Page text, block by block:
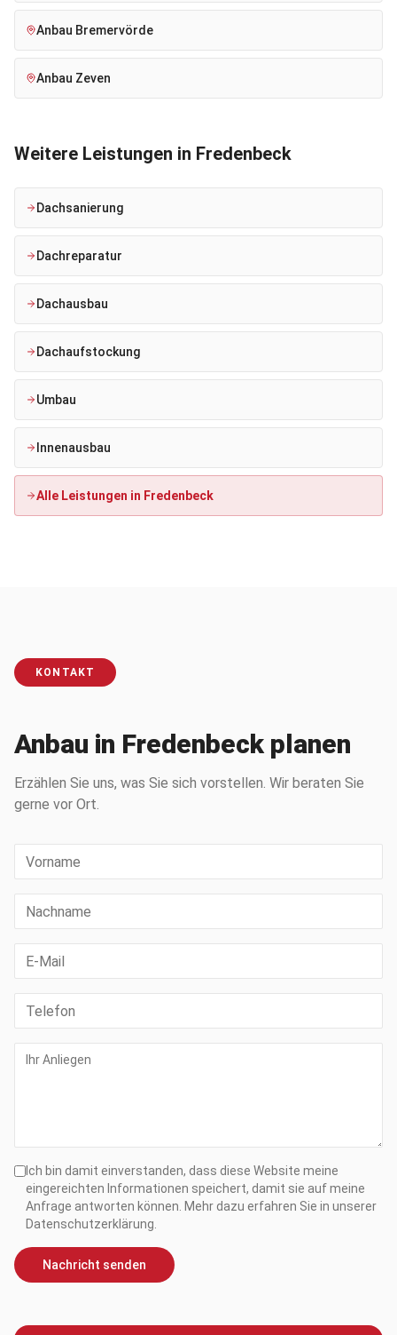
Anbau Bremervörde
Anbau Zeven
Weitere Leistungen in Fredenbeck
Dachsanierung
Dachreparatur
Dachausbau
Dachaufstockung
Umbau
Innenausbau
Alle Leistungen in Fredenbeck
KONTAKT
Anbau in Fredenbeck planen
Erzählen Sie uns, was Sie sich vorstellen. Wir beraten Sie
gerne vor Ort.
Ich bin damit einverstanden, dass diese Website meine
eingereichten Informationen speichert, damit sie auf meine
Anfrage antworten können. Mehr dazu erfahren Sie in unserer
Datenschutzerklärung.
Nachricht senden